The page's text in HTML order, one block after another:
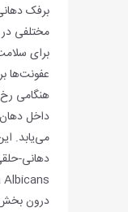
برفک
مختلفی
برای
عفونت‌ها
هنگامی
داخل
می‌یابد.
دهانی-
درون